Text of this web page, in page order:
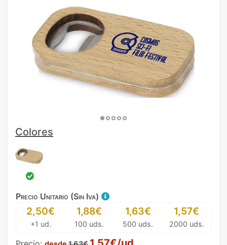
Colores
Precio Unitario (Sin Iva)
2,50€
+1 ud.
1,88€
100 uds.
1,63€
500 uds.
1,57€
2000 uds.